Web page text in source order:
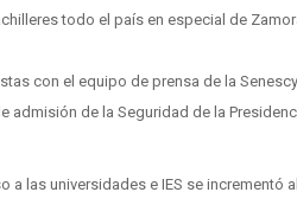
todo el país en especial de
con el equipo de prensa de la
admisión de la Seguridad de la
las universidades e IES se incrementó